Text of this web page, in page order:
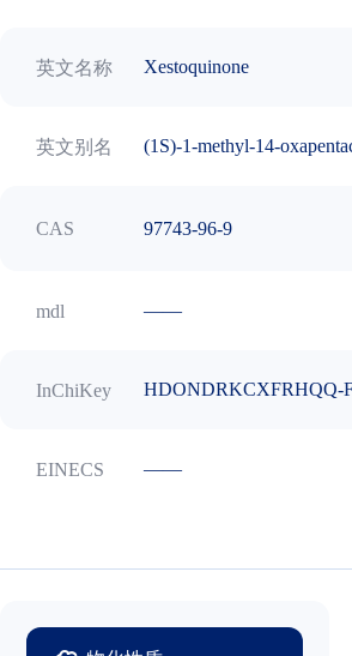
英文名称 Xestoquinone
英文别名 (1S)-1-methyl-14-
CAS 97743-96-9
mdl ——
InChiKey HDONDRKCXFRHQQ-
EINECS ——